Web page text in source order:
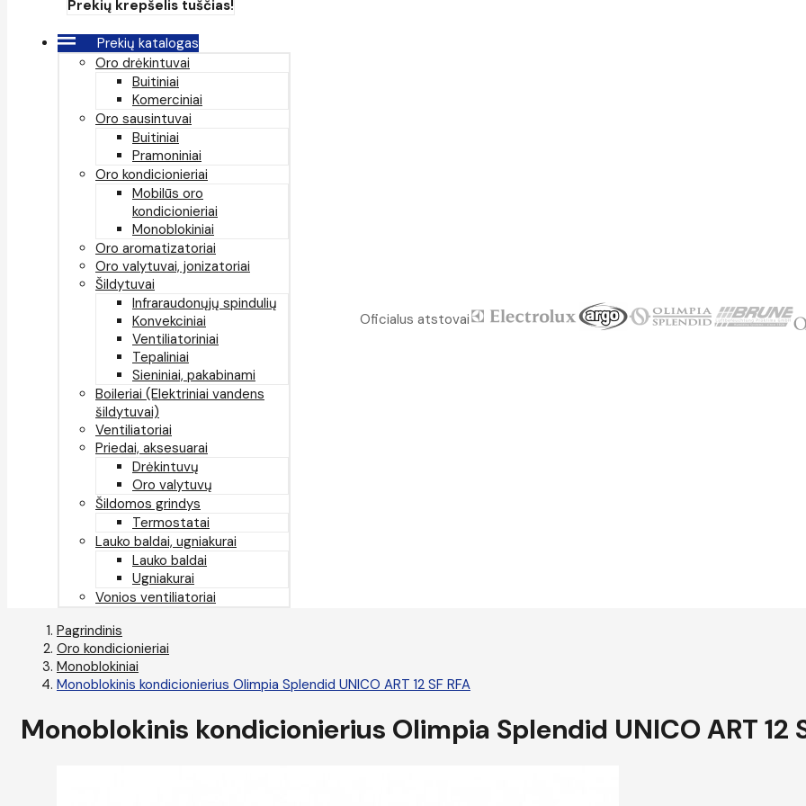
Prekių krepšelis tuščias!
Prekių katalogas
Oro drėkintuvai
Buitiniai
Komerciniai
Oro sausintuvai
Buitiniai
Pramoniniai
Oro kondicionieriai
Mobilūs oro
kondicionieriai
Monoblokiniai
Oro aromatizatoriai
Oro valytuvai, jonizatoriai
Šildytuvai
Infraraudonųjų spindulių
Konvekciniai
Ventiliatoriniai
Tepaliniai
Sieniniai, pakabinami
Boileriai (Elektriniai vandens
šildytuvai)
Ventiliatoriai
Priedai, aksesuarai
Drėkintuvų
Oro valytuvų
Šildomos grindys
Termostatai
Lauko baldai, ugniakurai
Lauko baldai
Ugniakurai
Vonios ventiliatoriai
Oficialus atstovai
Pagrindinis
Oro kondicionieriai
Monoblokiniai
Monoblokinis kondicionierius Olimpia Splendid UNICO ART 12 SF RFA
Monoblokinis kondicionierius Olimpia Splendid UNICO ART 12